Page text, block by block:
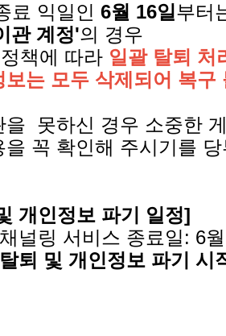
료 익일인 6월 16일 부터
관 계정'의 경우
책에 따라 일괄 탈퇴 처
보는 모두 삭제되어 복구
을 못하신 경우 소중한
을 꼭 확인해 주시기를
개인정보 파기 일정]
널링 서비스 종료일: 6
퇴 및 개인정보 파기 시